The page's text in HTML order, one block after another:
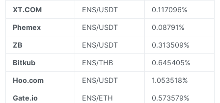
XT.COM ENS/USDT 0.117096%
Phemex ENS/USDT 0.08791%
ZB ENS/USDT 0.313509%
Bitkub ENS/THB 0.645405%
Hoo.com ENS/USDT 1.053518%
Gate.io ENS/ETH 0.573579%